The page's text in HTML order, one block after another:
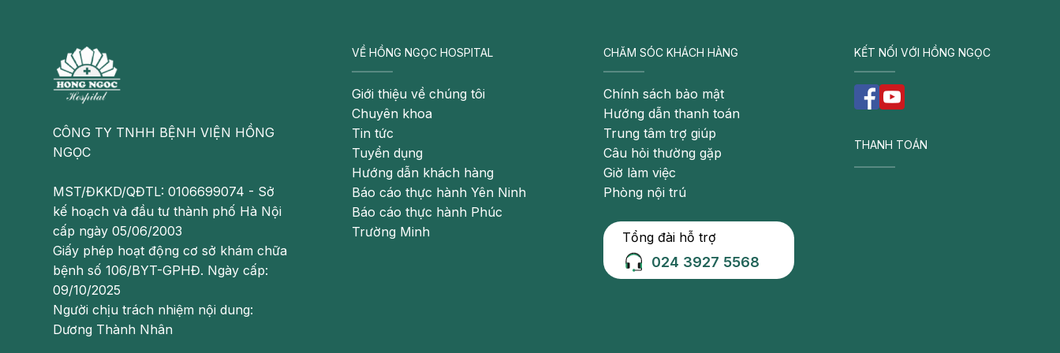
Do ung thư dạ dày
Ung thư dạ dày là một trong những nguyên nhân gây xuất huyết dạ dày do nó làm lớp niêm mạc dạ dày suy yếu
và dễ tổn thương, gây nên tình trạng chảy máu.
Do giãn mạch thực quản
Tình trạng này thường xảy ra ở những người bị bệnh gan nghiêm trọng.
Hội chứng Mallory Weiss
Hội chứng này khiến cho niêm mạc dạ dày của người bệnh dễ bị tổn thương nghiêm trọng, từ đó gây ra tình trạng
chảy máu dạ dày kèm theo tình trạng nôn ói nhiều.
Căng thẳng, stress kéo dài
Nếu rơi phải trạng thái căng thẳng, stress trong thời gian dài, người bệnh sẽ luôn cảm thấy mệt mỏi. Từ đó, làm
dịch vị ở dạ dày tiết ra nhiều hơn và không thể kiểm soát được. Đây là nguyên nahan gây viêm loét niêm mạc dạ
CÔNG TY TNHH BỆNH VIỆN HỒNG
NGỌC
MST/ĐKKD/QĐTL: 0106699074 - Sở
kế hoạch và đầu tư thành phố Hà Nội
cấp ngày 05/06/2003
Giấy phép hoạt động cơ sở khám chữa
bệnh số 106/BYT-GPHĐ. Ngày cấp:
09/10/2025
Người chịu trách nhiệm nội dung:
Dương Thành Nhân
VỀ HỒNG NGỌC HOSPITAL
Giới thiệu về chúng tôi
Chuyên khoa
Tin tức
Tuyển dụng
Hướng dẫn khách hàng
Báo cáo thực hành Yên Ninh
Báo cáo thực hành Phúc
Trường Minh
CHĂM SÓC KHÁCH HÀNG
Chính sách bảo mật
Hướng dẫn thanh toán
Trung tâm trợ giúp
Câu hỏi thường gặp
Giờ làm việc
Phòng nội trú
Tổng đài hỗ trợ
024 3927 5568
KẾT NỐI VỚI HỒNG NGỌC
THANH TOÁN